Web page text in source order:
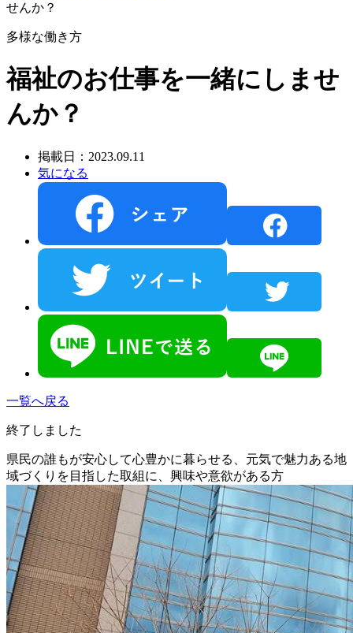
せんか？
多様な働き方
福祉のお仕事を一緒にしませ
んか？
掲載日：2023.09.11
気になる
一覧へ戻る
終了しました
県民の誰もが安心して心豊かに暮らせる、元気で魅力ある地
域づくりを目指した取組に、興味や意欲がある方